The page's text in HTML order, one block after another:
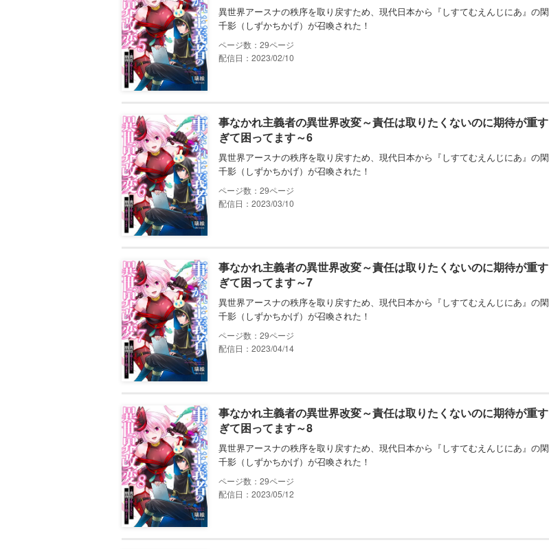
異世界アースナの秩序を取り戻すため、現代日本から『しすてむえんじにあ』の閑
千影（しずかちかげ）が召喚された！
29
配信日：2023/02/10
事なかれ主義者の異世界改変～責任は取りたくないのに期待が重す
ぎて困ってます～6
異世界アースナの秩序を取り戻すため、現代日本から『しすてむえんじにあ』の閑
千影（しずかちかげ）が召喚された！
29
配信日：2023/03/10
事なかれ主義者の異世界改変～責任は取りたくないのに期待が重す
ぎて困ってます～7
異世界アースナの秩序を取り戻すため、現代日本から『しすてむえんじにあ』の閑
千影（しずかちかげ）が召喚された！
29
配信日：2023/04/14
事なかれ主義者の異世界改変～責任は取りたくないのに期待が重す
ぎて困ってます～8
異世界アースナの秩序を取り戻すため、現代日本から『しすてむえんじにあ』の閑
千影（しずかちかげ）が召喚された！
29
配信日：2023/05/12